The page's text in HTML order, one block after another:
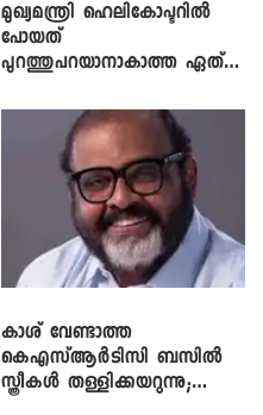
മുഖ്യമന്ത്രി ഹെലികോപ്ടറിൽ
പോയത്
പുറത്തുപറയാനാകാത്ത ഏത്
കാശ് വേണ്ടാത്ത
കെഎസ്ആർടിസി ബസിൽ
സ്ത്രീകൾ തള്ളിക്കയറുന്നു;